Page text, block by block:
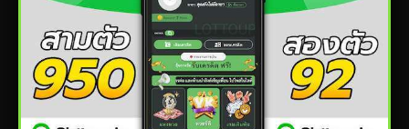
ฝันเห็นคนชรา หมายความว่า
อะไร? เปิดคำทำนายครบทุกด้าน
17/07/2026